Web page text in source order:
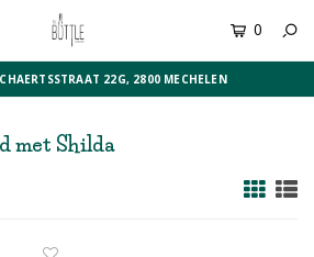
0
22G, 2800 MECHELEN
met Shilda